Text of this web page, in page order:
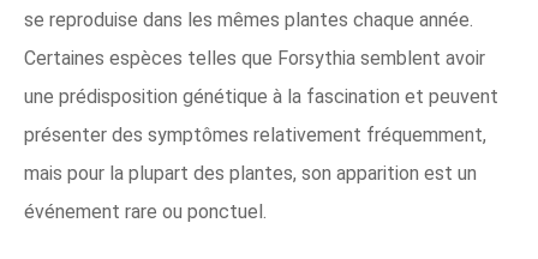
se reproduise dans les mêmes plantes chaque année.
Certaines espèces telles que Forsythia semblent avoir
une prédisposition génétique à la fascination et peuvent
présenter des symptômes relativement fréquemment,
mais pour la plupart des plantes, son apparition est un
événement rare ou ponctuel.